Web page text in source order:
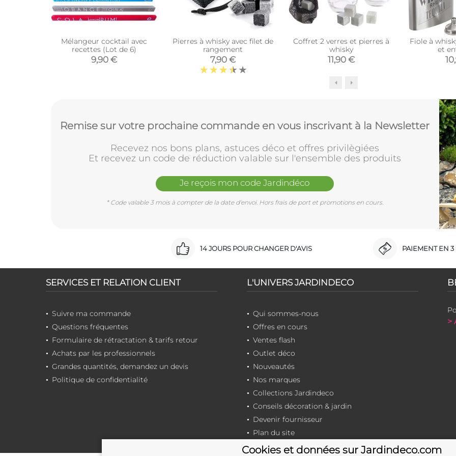
Mélangeur cocktail avec
recettes (Lot de 6)
9,90 €
Pierres à whisky avec filet de
rangement
7,90 €
Coffret 2 verres et pierres à
whisky
11,90 €
Fiole à
et
Remise sur votre prochaine commande en vous inscrivant à la Newsletter
Recevez nos bons plans, astuces déco et offres privilègiées
Et recevez un code de réduction valable sur l'ensemble des produits
Je reçois mon code Jardindéco
* Code valable 3 mois à compter de la date d'envoi. Hors frais de port et promotions en cours.
14 JOURS POUR CHANGER D'AVIS PAIEMENT EN 3
SERVICES ET RELATION CLIENT
Suivre ma commande
Questions fréquentes
Formulaire de rétractation & tarifs retour
Achats par les professionnels
Grandes quantités, demandez un devis
Politique de confidentialité
L'UNIVERS JARDINDECO
Qui sommes-nous
Offres en cours
Ventes flash
Outlet déco
Nouveautés
Nos marques
Collections Jardindeco
Conseils décoration & jardin
Devenir fournisseur
Plan du site
>
Cookies et données sur Jardindeco.com